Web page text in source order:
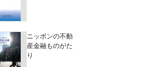
ニッポンの不動
産金融ものがた
り